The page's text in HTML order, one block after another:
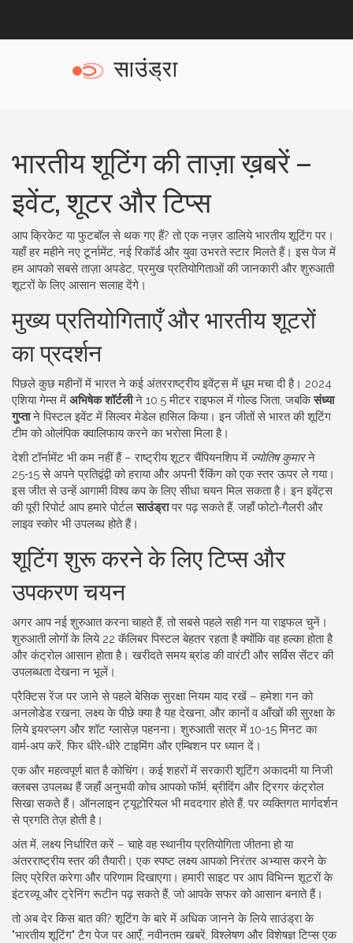
भारतीय शूटिंग की ताज़ा ख़बरें –
इवेंट, शूटर और टिप्स
आप क्रिकेट या फुटबॉल से थक गए हैं? तो एक नज़र डालिये भारतीय शूटिंग पर।
यहाँ हर महीने नए टूर्नामेंट, नई रिकॉर्ड और युवा उभरते स्टार मिलते हैं। इस पेज में
हम आपको सबसे ताज़ा अपडेट, प्रमुख प्रतियोगिताओं की जानकारी और शुरुआती
शूटरों के लिए आसान सलाह देंगे।
मुख्य प्रतियोगिताएँ और भारतीय शूटरों
का प्रदर्शन
पिछले कुछ महीनों में भारत ने कई अंतरराष्ट्रीय इवेंट्स में धूम मचा दी है। 2024
एशिया गेम्स में अभिषेक शॉर्टलीने 10.5 मीटर राइफल में गोल्ड जिता, जबकिसंध्या
गुप्ताने पिस्टल इवेंट में सिल्वर मेडेल हासिल किया। इन जीतों से भारत की शूटिंग
टीम को ओलंपिक क्वालिफाय करने का भरोसा मिला है।
देशी टॉर्नामेंट भी कम नहीं हैं – राष्ट्रीय शूटर चैंपियनशिप में ज्योतिष कुमारने
25‑15 से अपने प्रतिद्वंद्वी को हराया और अपनी रैंकिंग को एक स्तर ऊपर ले गया।
इस जीत से उन्हें आगामी विश्व कप के लिए सीधा चयन मिल सकता है। इन इवेंट्स
की पूरी रिपोर्ट आप हमारे पोर्टलसाउंड्रापर पढ़ सकते हैं, जहाँ फोटो‑गैलरी और
लाइव स्कोर भी उपलब्ध होते हैं।
शूटिंग शुरू करने के लिए टिप्स और
उपकरण चयन
अगर आप नई शुरुआत करना चाहते हैं, तो सबसे पहले सही गन या राइफल चुनें।
शुरुआती लोगों के लिये 22 कॅलिबर पिस्टल बेहतर रहता है क्योंकि वह हल्का होता है
और कंट्रोल आसान होता है। खरीदते समय ब्रांड की वारंटी और सर्विस सेंटर की
उपलब्धता देखना न भूलें।
प्रैक्टिस रेंज पर जाने से पहले बेसिक सुरक्षा नियम याद रखें – हमेशा गन को
अनलोडेड रखना, लक्ष्य के पीछे क्या है यह देखना, और कानों व आँखों की सुरक्षा के
लिये इयरप्लग और शॉट ग्लासेज़ पहनना। शुरुआती सत्र में 10‑15 मिनट का
वार्म‑अप करें, फिर धीरे‑धीरे टाइमिंग और एम्बिशन पर ध्यान दें।
एक और महत्वपूर्ण बात है कोचिंग। कई शहरों में सरकारी शूटिंग अकादमी या निजी
क्लबस उपलब्ध हैं जहाँ अनुभवी कोच आपको फॉर्म, ब्रीदिंग और ट्रिगर कंट्रोल
सिखा सकते हैं। ऑनलाइन ट्यूटोरियल भी मददगार होते हैं, पर व्यक्तिगत मार्गदर्शन
से प्रगति तेज़ होती है।
अंत में, लक्ष्य निर्धारित करें – चाहे वह स्थानीय प्रतियोगिता जीतना हो या
अंतरराष्ट्रीय स्तर की तैयारी। एक स्पष्ट लक्ष्य आपको निरंतर अभ्यास करने के
लिए प्रेरित करेगा और परिणाम दिखाएगा। हमारी साइट पर आप विभिन्न शूटरों के
इंटरव्यू और ट्रेनिंग रूटीन पढ़ सकते हैं, जो आपके सफर को आसान बनाते हैं।
तो अब देर किस बात की? शूटिंग के बारे में अधिक जानने के लिये साउंड्रा के
"भारतीय शूटिंग" टैग पेज पर आएँ, नवीनतम खबरें, विश्लेषण और विशेषज्ञ टिप्स एक